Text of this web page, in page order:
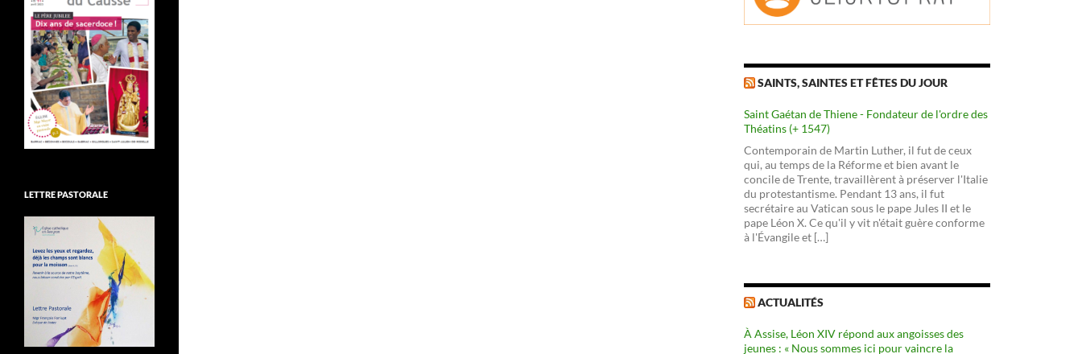
SAINTS, SAINTES ET FÊTES DU JOUR
Saint Gaétan de Thiene - Fondateur de l'ordre des
Théatins (+ 1547)
Contemporain de Martin Luther, il fut de ceux
qui, au temps de la Réforme et bien avant le
concile de Trente, travaillèrent à préserver l'Italie
du protestantisme. Pendant 13 ans, il fut
secrétaire au Vatican sous le pape Jules II et le
pape Léon X. Ce qu'il y vit n'était guère conforme
à l'Évangile et […]
ACTUALITÉS
À Assise, Léon XIV répond aux angoisses des
jeunes : « Nous sommes ici pour vaincre la
LETTRE PASTORALE